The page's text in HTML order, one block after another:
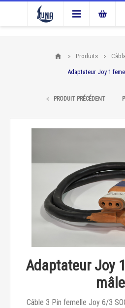
Produits
Adaptateur Joy 1
PRODUIT PRÉCÉDENT
Adaptateur Joy
mâle
Câble 3 Pin femelle Joy 6/3